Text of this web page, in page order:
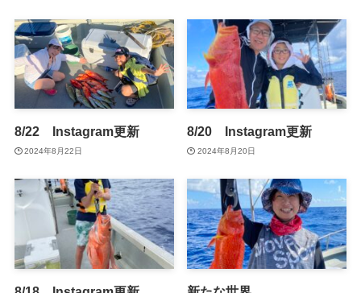
8/22 Instagram更新
2024年8月22日
8/20 Instagram更新
2024年8月20日